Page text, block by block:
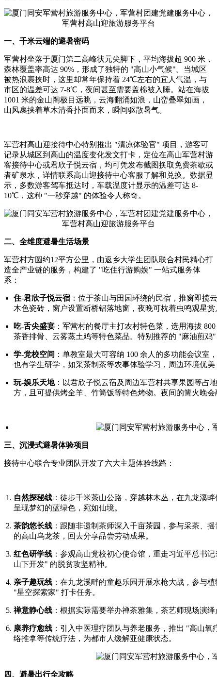
一、千米云端的避暑密码
军营村坐落于厦门第二高峰状元尖脚下，平均海拔超 900 米，
森林覆盖率高达 90%，形成了独特的 "高山小气候"。当城区
被热浪裹挟时，这里却常年保持着 24℃左右的宜人气温，与
市区的温差可达 7-8℃，夜间甚至需要盖棉被入睡。站在海拔
1001 米的金山阁极目远眺，云海翻涌如浪，山峦叠翠如画，
山风裹挟着草木清香扑面而来，瞬间驱散暑气。
军营村高山迎接待中心特别推出 "清凉体验官" 项目，游客可
记录从城区到高山的温度变化发文打卡，定位在高山军营村游
客接待中心或君欣子悦云宿，均可凭发布截图换取免费茶歇或
者矿泉水，详情联系高山迎接待中心客服了解和兑换。数据显
示，多数游客驾车抵达时，车载温度计显示的温差可达 8-
10℃，这种 "一秒穿越" 的体验令人称奇。
二、全维度避暑生活场景
军营村方圆约12平方公里，由返乡大学生团队联合村民精心打
造全产业链的服务，构建了 "吃住行游购娱" 一站式服务体
系：
住-君欣子悦云宿 ：位于茶山与田园环绕的民宿，推窗即揽
木色瓷砖，窗户设置断桥铝落地窗，夜晚可枕着虫鸣观星赏
吃-舌尖盛宴 ：军营村的餐厅主打农村特色菜，选用海拔
茶香排骨、云雾蒸土鸡等特色菜品。特别推荐的 "麻油煎鸡
学-党校空间 ：单教室最大可容纳 100 余人的多功能会议
也有学生研学，如采茶制茶等农事体验学习，周边环境优
玩-娱乐天地：以君欣子悦云宿及周边军营村共享果园等占
方，且可提供烤全羊、竹筒饭等特色烤物。夜间的篝火晚
三、沉浸式避暑体验项目
接待中心联合专业团队开发了六大主题体验线路：
自然探秘线 ：徒步千米茶山公路，穿越林木丛，在九龙溪
呈现梦幻的蓝绿色，宛如仙境。
茶韵悠长线 ：跟随非遗制茶师深入千亩茶园，参与采茶、
的高山乌龙茶，回去分享品尝劳动成果。
红色研学线 ：参观高山党校初心使命馆，重走习近平总书
山下开发" 的脱贫攻坚精神。
亲子趣玩线 ：在九龙溪畔的童趣乐园开展水枪大战，参与
"星空探索家" 打卡任务。
禅意静心线 ：根据实际需要举办禅茶雅集，茶艺师现场演
康养疗愈线 ：引入中医理疗团队与养老服务，推出 "高山氧
络推拿等传统疗法，为都市人缓解亚健康状态。
四、避暑出行全攻略